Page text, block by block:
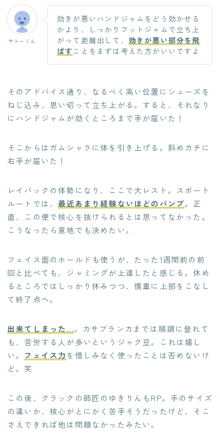
サトーくん
効きが悪いハンドジャムをどう効かせる
かより、しっかりフットジャムで立ち上
がって距離出して、 効きが悪い部分を飛
ばす ことをまずは考えた方がいいですよ
そのアドバイス通り、なるべく高い位置にシューズを
ねじ込み、思い切って立ち上がる。すると、それなり
にハンドジャムが効くところまで手が届いた！
そこからはガムシャラに体を引き上げる。斜めカチに
右手が届いた！
レイバックの体勢になり、ここで大レスト。スポート
ルートでは、最近あまり経験ないほどのパンプ。正
直、この便で核心を抜けられるとは思ってなかった。
こうなったら意地でも決めたい。
フェイス面のホールドも使うが、たった1週間前の前
回と比べても、ジャミングが上達したと感じる。休め
るところではしっかり休みつつ、慎重に上部をこなし
て終了点へ。
出来てしまった…。カサブランカまでは順調に登れて
も、苦労する人が多いというジャク豆。これは嬉し
い。 フェイス力 を惜しみなく使ったことは否めないけ
ど。笑
この後、クラックの師匠のゆきりんもRP。手のサイズ
の違いか、核心がとにかく苦手そうだったけど、そこ
さえできれば他は問題なかったみたい。